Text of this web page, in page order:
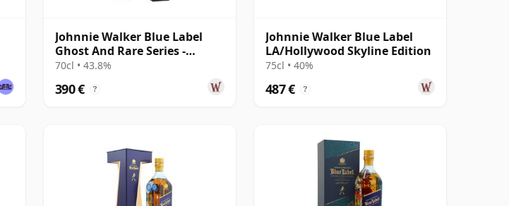
Johnnie Walker Blue Label
Ghost And Rare Series -
Pittyvaich & Ra
70cl • 43.8%
390 € ?
Johnnie Walker Blue Label
LA/Hollywood Skyline Edition
75cl • 40%
487 € ?